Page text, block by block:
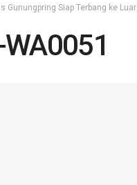
Gunungpring Siap Terbang ke